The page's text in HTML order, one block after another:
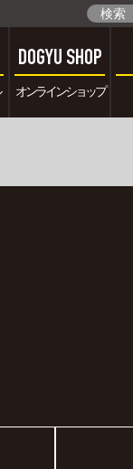
DOGYU SHOP
オンラインショップ